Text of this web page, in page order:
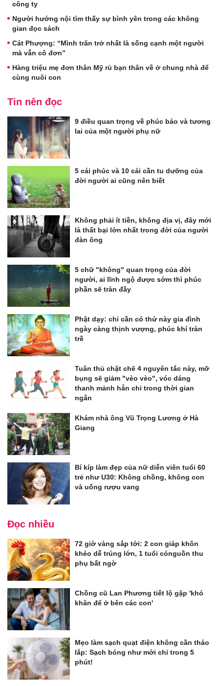
công ty
Người hướng nội tìm thấy sự bình yên trong các không
gian đọc sách
Cát Phượng: “Mình trăn trở nhất là sống cạnh một người
mà vẫn cô đơn”
Hàng triệu mẹ đơn thân Mỹ rủ bạn thân về ở chung nhà để
cùng nuôi con
Tin nên đọc
9 điều quan trọng về phúc báo và tương
lai của một người phụ nữ
5 cái phúc và 10 cái cần tu dưỡng của
đời người ai cũng nên biết
Không phải ít tiền, không địa vị, đây mới
là thất bại lớn nhất trong đời của người
đàn ông
5 chữ "không" quan trọng của đời
người, ai lĩnh ngộ được sớm thì phúc
phần sẽ tràn đầy
Phật dạy: chỉ cần có thứ này gia đình
ngày càng thịnh vượng, phúc khí tràn
trề
Tuân thủ chặt chẽ 4 nguyên tắc này, mỡ
bụng sẽ giảm "vèo vèo", vóc dáng
thanh mảnh hẳn chỉ trong thời gian
ngắn
Khám nhà ông Vũ Trọng Lương ở Hà
Giang
Bí kíp làm đẹp của nữ diễn viên tuổi 60
trẻ như U30: Không chồng, không con
và uống rượu vang
Đọc nhiều
72 giờ vàng sắp tới: 2 con giáp khôn
khéo dễ trúng lớn, 1 tuổi cónguồn thu
phụ bất ngờ
Chồng cũ Lan Phương tiết lộ gặp 'khó
khăn để ở bên các con'
Mẹo làm sạch quạt điện không cần tháo
lắp: Sạch bóng như mới chỉ trong 5
phút!